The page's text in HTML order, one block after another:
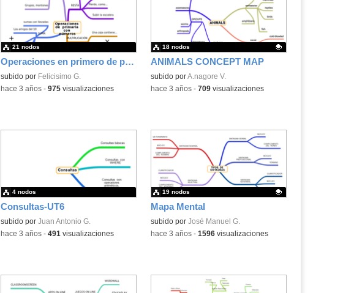
Operaciones en primero de primaria
subido por Felicisimo G.
21 nodos
-hace 3 años- 975visualizaciones
ANIMALS CONCEPT MAP
Contenido educativo.
subido porA.nagore V.
18 nodos
-hace 3 años- 709visualizaciones
Consultas-UT6
subido por Juan Antonio G.
4 nodos
-hace 3 años- 491 visualizaciones
Mapa Mental
Contenido educativo.
subido por José Manuel G.
19 nodos
-hace 3 años- 1596visualizaciones